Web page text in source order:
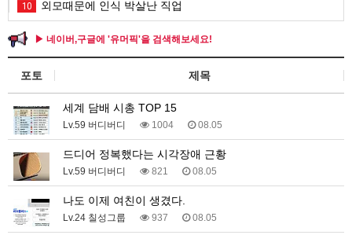
10 외모때문에 인식 박살난 직업
▶ 네이버,구글에 '유머픽'을 검색해보세요!
포토 제목
세계 담배 시총 TOP 15
Lv.59 버디버디 1004 08.05
드디어 정복했다는 시각장애 근황
Lv.59 버디버디 821 08.05
나도 이제 여친이 생겼다.
Lv.24 칠성그룹 937 08.05